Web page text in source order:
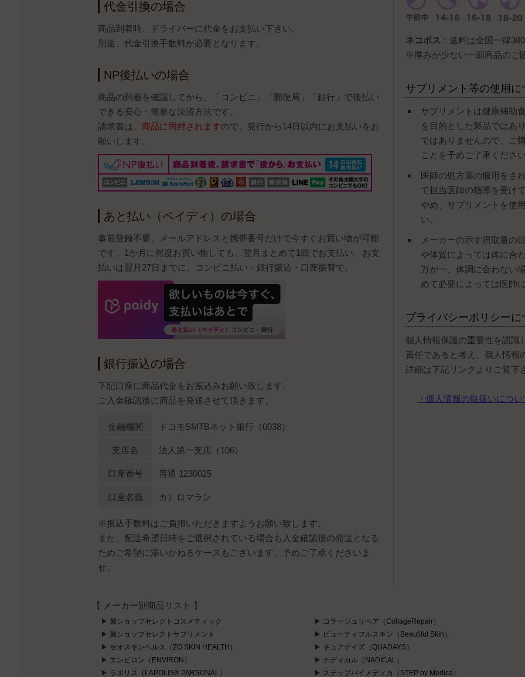
代金引換の場合
商品到着時、ドライバーに代金をお支払い下さい。
別途、代金引換手数料が必要となります。
NP後払いの場合
商品の到着を確認してから、「コンビニ」「郵便局」「銀行」で後払い
できる安心・簡単な決済方法です。
請求書は、 商品に同封されますので、発行から14日以内にお支払いをお
願いします。
あと払い（ペイディ）の場合
事前登録不要、メールアドレスと携帯番号だけで今すぐお買い物が可能
です。1か月に何度お買い物しても、翌月まとめて1回でお支払い。お支
払いは翌月27日までに、コンビニ払い・銀行振込・口座振替で。
銀行振込の場合
下記口座に商品代金をお振込みお願い致します。
ご入金確認後に商品を発送させて頂きます。
金融機関 ドコモSMTBネット銀行（0038）
支店名 法人第一支店（106）
口座番号 普通 1230025
口座名義 カ）ロマラン
※振込手数料はご負担いただきますようお願い致します。
また、配送希望日時をご選択されている場合も入金確認後の発送となる
ためご希望に添いかねるケースもございます。予めご了承くださいま
せ。
ネコポス ：送料は全国一律
※厚みが少ない一部商品のご
サプリメント等の使用に
サプリメントは健康補助
を目的とした製品ではあ
ではありませんので、ご
ことを予めご了承ください
医師の処方薬の服用をさ
て担当医師の指導を受け
やめ、サプリメントを使
い。
メーカーの示す摂取量の
や体質によっては体に合
万が一、体調に合わない
めて必要によっては医師
プライバシーポリシーに
個人情報保護の重要性を認識
責任であると考え、個人情報
詳細は下記リンクよりご覧下
・個人情報の取扱いについ
【 メーカー別商品リスト 】
麗ショップセレクトコスメティック
麗ショップセレクトサプリメント
ゼオスキンヘルス（ZO SKIN HEALTH）
エンビロン（ENVIRON）
ラポリス（LAPOLIS® PARSONAL）
コラージュリペア（CollageRepair）
ビューティフルスキン（Beautiful Skin）
キュアデイズ（QUADAYS）
ナディカル（NADICAL）
ステップバイメディカ（STEP by Medica）